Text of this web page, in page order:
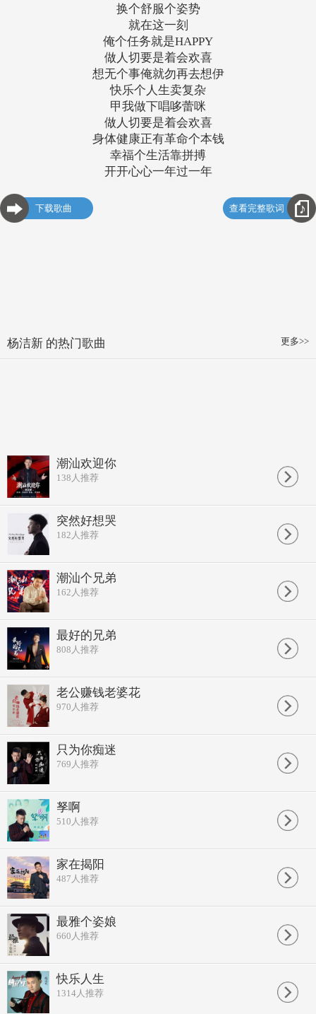
换个舒服个姿势
就在这一刻
俺个任务就是HAPPY
做人切要是着会欢喜
想无个事俺就勿再去想伊
快乐个人生卖复杂
甲我做下唱哆蕾咪
做人切要是着会欢喜
身体健康正有革命个本钱
幸福个生活靠拼搏
开开心心一年过一年
下载歌曲 查看完整歌词
更多>>
杨洁新 的热门歌曲
潮汕欢迎你
138 人推荐
突然好想哭
182 人推荐
潮汕个兄弟
162 人推荐
最好的兄弟
808 人推荐
老公赚钱老婆花
970 人推荐
只为你痴迷
769 人推荐
孥啊
510 人推荐
家在揭阳
487 人推荐
最雅个姿娘
660 人推荐
快乐人生
1314人推荐